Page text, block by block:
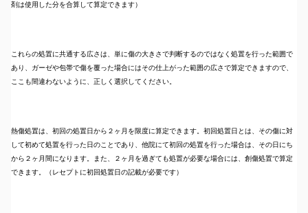
剤は使用した分を合算して算定できます）
これらの処置に共通する広さは、単に傷の大きさで判断するのではなく処置を行った範囲で
あり、ガーゼや包帯で傷を覆った場合にはその仕上がった範囲の広さで算定できますので、
ここも間違わないように、正しく選択してください。
熱傷処置は、初回の処置日から２ヶ月を限度に算定できます。初回処置日とは、その傷に対
して初めて処置を行った日のことであり、他院にて初回の処置を行った場合は、その日にち
から２ヶ月間になります。また、２ヶ月を過ぎても処置が必要な場合には、創傷処置で算定
できます。（レセプトに初回処置日の記載が必要です）